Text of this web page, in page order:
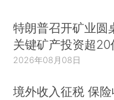
特朗普召开矿业圆
关键矿产投资超20
2026年08月08日
境外收入征税 保